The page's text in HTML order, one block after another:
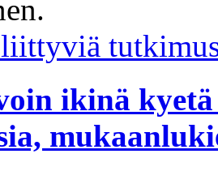
liittyviä
ikinä